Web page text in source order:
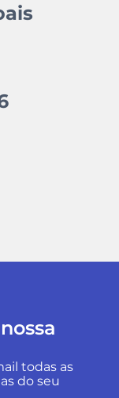
todas as
do seu